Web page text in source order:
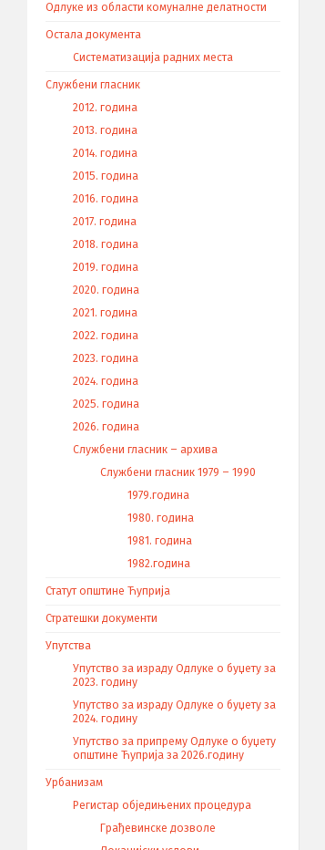
Одлуке из области комуналне делатности
Остала документа
Систематизација радних места
Службени гласник
2012. година
2013. година
2014. година
2015. година
2016. година
2017. година
2018. година
2019. година
2020. година
2021. година
2022. година
2023. година
2024. година
2025. година
2026. година
Службени гласник – архива
Службени гласник 1979 – 1990
1979.година
1980. година
1981. година
1982.година
Статут општине Ћуприја
Стратешки документи
Упутства
Упутство за израду Одлуке о буџету за
2023. годину
Упутство за израду Одлуке о буџету за
2024. годину
Упутство за припрему Одлуке о буџету
општине Ћуприја за 2026.годину
Урбанизам
Регистар обједињених процедура
Грађевинске дозволе